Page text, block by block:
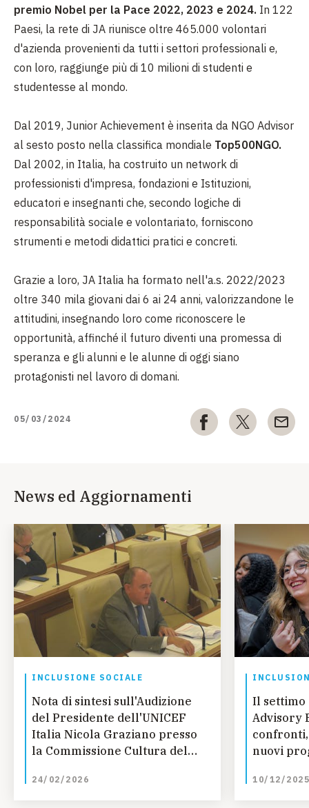
premio Nobel per la Pace 2022, 2023 e 2024. In 122
Paesi, la rete di JA riunisce oltre 465.000 volontari
d'azienda provenienti da tutti i settori professionali e,
con loro, raggiunge più di 10 milioni di studenti e
studentesse al mondo.
Dal 2019, Junior Achievement è inserita da NGO Advisor
al sesto posto nella classifica mondiale Top500NGO.
Dal 2002, in Italia, ha costruito un network di
professionisti d'impresa, fondazioni e Istituzioni,
educatori e insegnanti che, secondo logiche di
responsabilità sociale e volontariato, forniscono
strumenti e metodi didattici pratici e concreti.
Grazie a loro, JA Italia ha formato nell'a.s. 2022/2023
oltre 340 mila giovani dai 6 ai 24 anni, valorizzandone le
attitudini, insegnando loro come riconoscere le
opportunità, affinché il futuro diventi una promessa di
speranza e gli alunni e le alunne di oggi siano
protagonisti nel lavoro di domani.
05/03/2024
News ed Aggiornamenti
INCLUSIONE SOCIALE
Nota di sintesi sull'Audizione
del Presidente dell'UNICEF
Italia Nicola Graziano presso
la Commissione Cultura del
conoscitiva su povertà
educativa, abbandono e
24/02/2026
Il settimo
Advisory
nuovi
10/12/2025